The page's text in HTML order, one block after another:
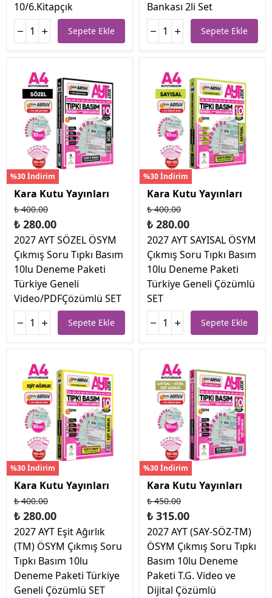
10/6.Kitapçık
Sepete Ekle
Bankası 2li Set
Sepete Ekle
%30 İndirim
Kara Kutu Yayınları
₺ 400.00
₺ 280.00
2027 AYT SÖZEL ÖSYM
Çıkmış Soru Tıpkı Basım
10lu Deneme Paketi
Türkiye Geneli
Video/PDFÇözümlü SET
Sepete Ekle
%30 İndirim
Kara Kutu Yayınları
₺ 400.00
₺ 280.00
2027 AYT SAYISAL ÖSYM
Çıkmış Soru Tıpkı Basım
10lu Deneme Paketi
Türkiye Geneli Çözümlü
SET
Sepete Ekle
%30 İndirim
Kara Kutu Yayınları
₺ 400.00
₺ 280.00
2027 AYT Eşit Ağırlık
(TM) ÖSYM Çıkmış Soru
Tıpkı Basım 10lu
Deneme Paketi Türkiye
Geneli Çözümlü SET
%30 İndirim
Kara Kutu Yayınları
₺ 450.00
₺ 315.00
2027 AYT (SAY-SÖZ-TM)
ÖSYM Çıkmış Soru Tıpkı
Basım 10lu Deneme
Paketi T.G. Video ve
Dijital Çözümlü